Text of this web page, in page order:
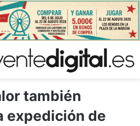
también
expedición de